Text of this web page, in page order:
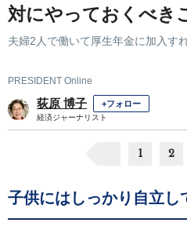
対にやっておくべき
夫婦2人で働いて厚生年金に加入す
PRESIDENT Online
荻原 博子 +フォロー
経済ジャーナリスト
1 2
子供にはしっかり自立し